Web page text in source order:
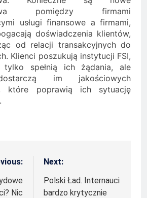
pomiędzy firmami
usługi finansowe a firmami,
doświadczenia klientów,
od relacji transakcyjnych do
Klienci poszukują instytucji FSI,
spełnią ich żądania, ale
im jakościowych
które poprawią ich sytuację
Nic
Next:
Polski Ład. Internauci
bardzo krytycznie